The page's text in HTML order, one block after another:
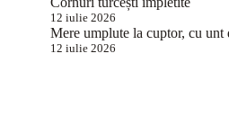
12 iulie 2026
Mere umplute la cuptor, cu unt
12 iulie 2026